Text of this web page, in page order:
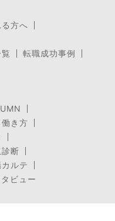
方へ
転職成功事例
き方
断
ルテ
ビュー